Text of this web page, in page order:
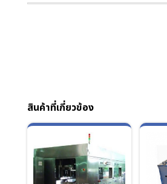
สินค้าที่เกี่ยวข้อง